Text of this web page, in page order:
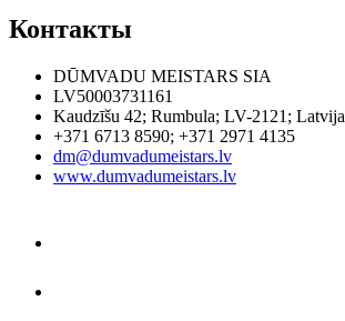
Контакты
DŪMVADU MEISTARS SIA
LV50003731161
Kaudzīšu 42; Rumbula; LV-2121 ; Latvija
+371 6713 8590; +371 2971 4135
dm@dumvadumeistars.lv
www.dumvadumeistars.lv